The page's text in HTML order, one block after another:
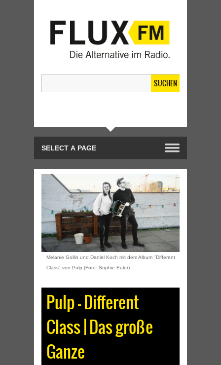
SUCHEN
Melanie Gollin und Daniel Koch mit dem Album "Different
Class" von Pulp (Foto: Sophie Euler)
Pulp – Different
Class | Das große
Ganze